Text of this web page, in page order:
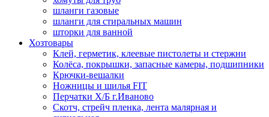
шланги газовые
шланги для стиральных машин
шторки для ванной
Хозтовары
Клей, герметик, клеевые пистолеты и стержни
Колёса, покрышки, запасные камеры, подшипники
Крючки-вешалки
Ножницы и шилья FIT
Перчатки Х/Б г.Иваново
Скотч, стрейч пленка, лента малярная и